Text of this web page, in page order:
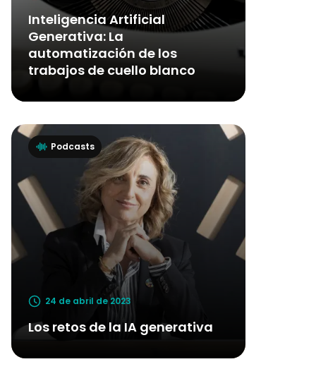
Inteligencia Artificial
Generativa: La
automatización de los
trabajos de cuello blanco
Podcasts
24 de abril de 2023
Los retos de la IA generativa